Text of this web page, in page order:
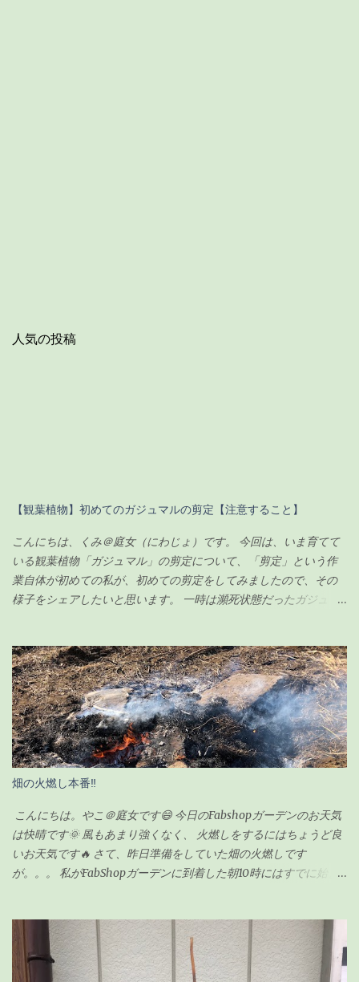
人気の投稿
【観葉植物】初めてのガジュマルの剪定【注意すること】
こんにちは、くみ＠庭女（にわじょ）です。 今回は、いま育てて
いる観葉植物「ガジュマル」の剪定について、「剪定」という作
業自体が初めての私が、初めての剪定をしてみましたので、その
様子をシェアしたいと思います。 一時は瀕死状態だったガジュマ
いました。 現在の様子がこちらです↓（2020年6月23日） ちなみ
に前回の記事の時（復活後）は、これくらいでした↓（2020年5月
17日） 見事に背が伸びて、葉っぱの数も増えました。 さすがに、
背が伸び過ぎてきたので「剪定」をすることにしました。 剪定を
するにあたり、ちょっと調べてみました。 ガジュマルの剪定のポ
イント 時期は5〜6月が良い 全体的に想定サイズよりも小さく剪定
する 切ったところは「癒合剤（ゆごうざい）」をつける 剪定後は
水分の蒸発量が減るので水やりは控えめにする ざっとこんな感じ
でした。 ガジュマルの剪定の時期 ガジュマルの剪定は種類が2つ
あるようです。 「 切り戻し 」 と言って、必要ない枝を切って形を
整えるものと、 「 丸坊主 」 と言って、枝を全部切り落として幹だ
けの状態にするものとがあり、今回のウチのガジュマルの場合
5〜6月が適している ようです。 6月って・・今じゃん！！って事
で、ちょうど良いタイミングでした。 ちなみに「丸坊主」の場合
は、回復するのに時間がかかるので、5月くらいにした方が良いみ
畑の火燃し本番‼
こんにちは。やこ＠庭女です😄 今日のFabshopガーデンのお天気
は快晴です🌞 風もあまり強くなく、 火燃しをするにはちょうど良
いお天気です🔥 さて、昨日準備をしていた畑の火燃しです
が。。。 私がFabShopガーデンに到着した朝10時にはすでに始ま
す🙏 昨日集めた雑草や木の枝などはほとんど灰になっていました❗
私もまだ集めきれていなかった雑草をかき集めてきて、 火燃しに
参加しましたよ👍 お昼頃にはほとんどのものを燃やし終わり、 後